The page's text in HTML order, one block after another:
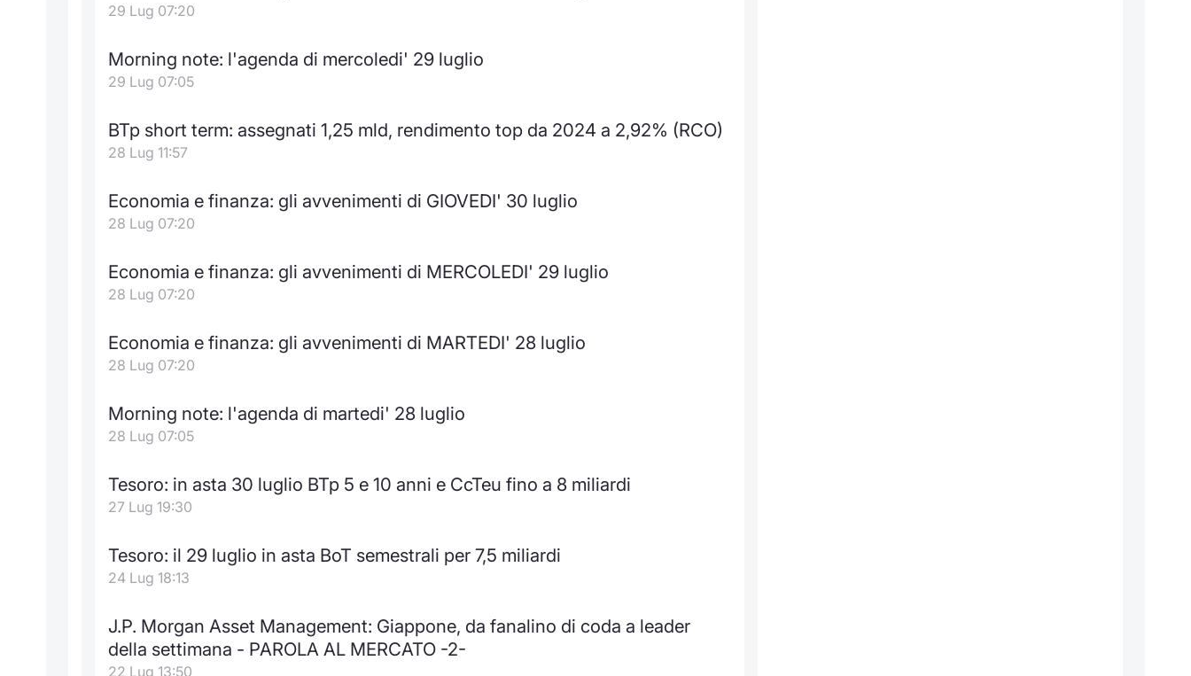
29 Lug 07:20
Morning note: l'agenda di mercoledi' 29 luglio
29 Lug 07:05
BTp short term: assegnati 1,25 mld, rendimento top da 2024 a 2,92% (RCO)
28 Lug 11:57
Economia e finanza: gli avvenimenti di GIOVEDI' 30 luglio
28 Lug 07:20
Economia e finanza: gli avvenimenti di MERCOLEDI' 29 luglio
28 Lug 07:20
Economia e finanza: gli avvenimenti di MARTEDI' 28 luglio
28 Lug 07:20
Morning note: l'agenda di martedi' 28 luglio
28 Lug 07:05
Tesoro: in asta 30 luglio BTp 5 e 10 anni e CcTeu fino a 8 miliardi
27 Lug 19:30
Tesoro: il 29 luglio in asta BoT semestrali per 7,5 miliardi
24 Lug 18:13
J.P. Morgan Asset Management: Giappone, da fanalino di coda a leader
della settimana - PAROLA AL MERCATO -2-
22 Lug 13:50